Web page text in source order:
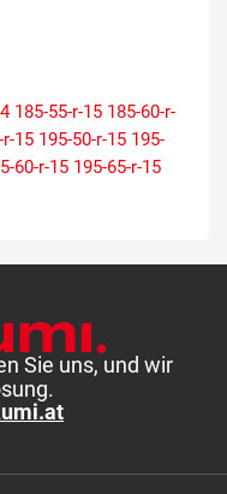
185-55-r-15 185-60-r-
r-15 195-50-r-15 195-
60-r-15 195-65-r-15
Sie uns, und wir